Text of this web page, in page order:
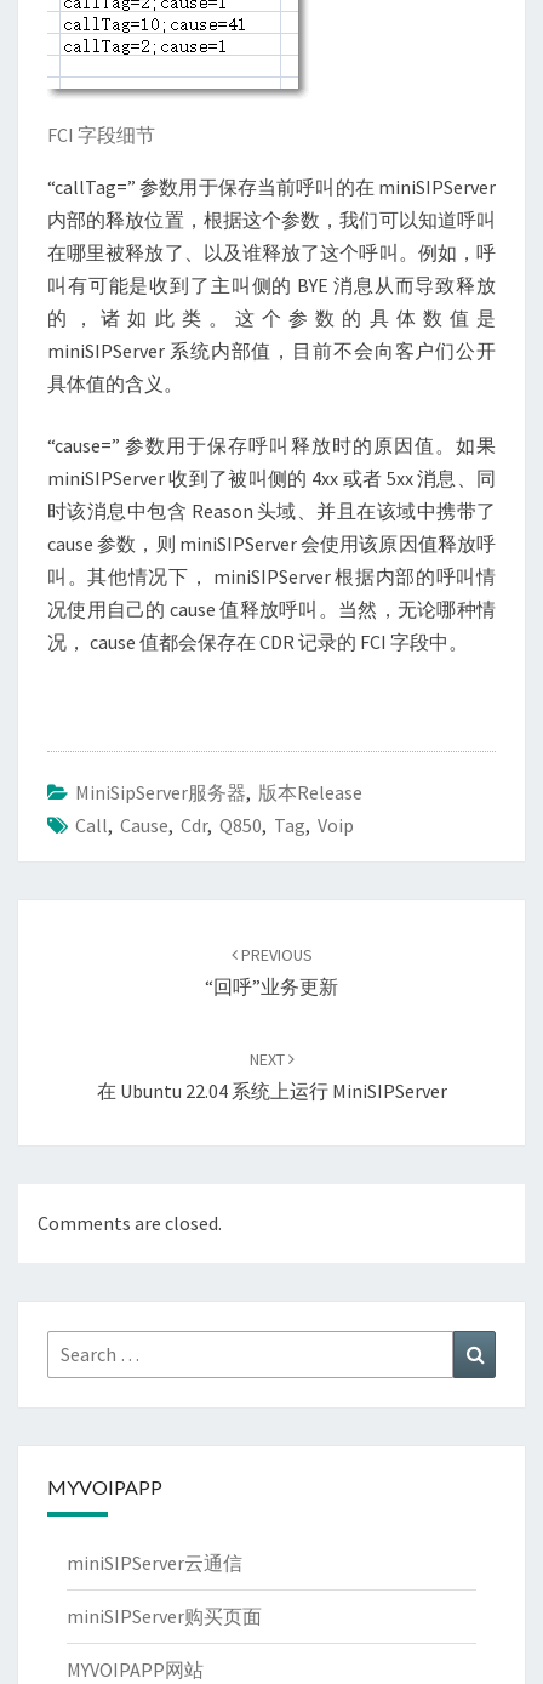
FCI 字段细节
“callTag=” 参数用于保存当前呼叫的在 miniSIPServer
内部的释放位置，根据这个参数，我们可以知道呼叫
在哪里被释放了、以及谁释放了这个呼叫。例如，呼
叫有可能是收到了主叫侧的 BYE 消息从而导致释放
的，诸如此类。这个参数的具体数值是
miniSIPServer 系统内部值，目前不会向客户们公开
具体值的含义。
“cause=” 参数用于保存呼叫释放时的原因值。如果
miniSIPServer 收到了被叫侧的 4xx 或者 5xx 消息、同
时该消息中包含 Reason 头域、并且在该域中携带了
cause 参数，则 miniSIPServer 会使用该原因值释放呼
叫。其他情况下， miniSIPServer 根据内部的呼叫情
况使用自己的 cause 值释放呼叫。当然，无论哪种情
况， cause 值都会保存在 CDR 记录的 FCI 字段中。
MiniSipServer服务器, 版本Release
Call, Cause, Cdr, Q850, Tag, Voip
PREVIOUS
“回呼”业务更新
NEXT
在 Ubuntu 22.04 系统上运行 MiniSIPServer
Comments are closed.
Search
for:
MYVOIPAPP
miniSIPServer云通信
miniSIPServer购买页面
MYVOIPAPP网站